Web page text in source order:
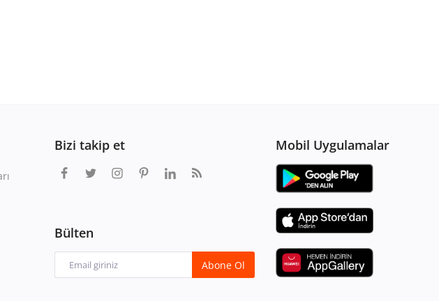
Bizi takip et
Bülten
Abone Ol
Mobil Uygulamalar